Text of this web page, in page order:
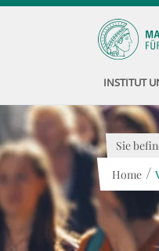
INSTITUT
Sie
Home /